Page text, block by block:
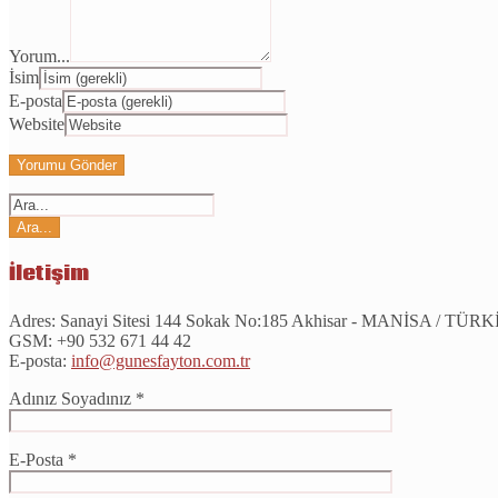
Yorum...
İsim
E-posta
Website
İletişim
Adres: Sanayi Sitesi 144 Sokak No:185 Akhisar - MANİSA /
GSM: +90 532 671 44 42
E-posta: info@gunesfayton.com.tr
Adınız Soyadınız *
E-Posta *